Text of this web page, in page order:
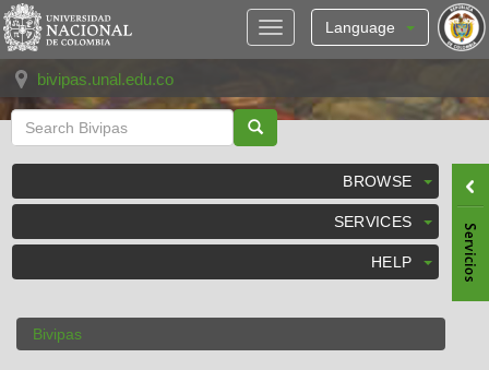
Skip
navigation
Language
bivipas.unal.edu.co
BROWSE
SERVICES
HELP
Bivipas